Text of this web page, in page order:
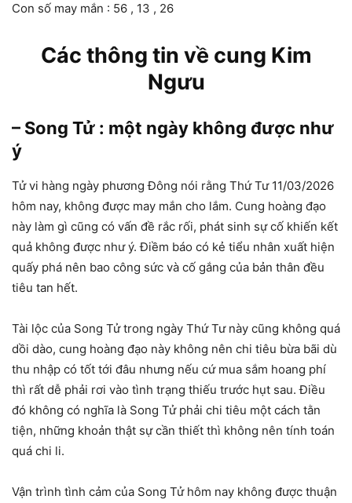
Con số may mắn : 56 , 13 , 26
Các thông tin về cung Kim
Ngưu
– Song Tử : một ngày không được như
ý
Tử vi hàng ngày phương Đông nói rằng Thứ Tư 11/03/2026
hôm nay, không được may mắn cho lắm. Cung hoàng đạo
này làm gì cũng có vấn đề rắc rối, phát sinh sự cố khiến kết
quả không được như ý. Điềm báo có kẻ tiểu nhân xuất hiện
quấy phá nên bao công sức và cố gắng của bản thân đều
tiêu tan hết.
Tài lộc của Song Tử trong ngày Thứ Tư này cũng không quá
dồi dào, cung hoàng đạo này không nên chi tiêu bừa bãi dù
thu nhập có tốt tới đâu nhưng nếu cứ mua sắm hoang phí
thì rất dễ phải rơi vào tình trạng thiếu trước hụt sau. Điều
đó không có nghĩa là Song Tử phải chi tiêu một cách tằn
tiện, những khoản thật sự cần thiết thì không nên tính toán
quá chi li.
Vận trình tình cảm của Song Tử hôm nay không được thuận